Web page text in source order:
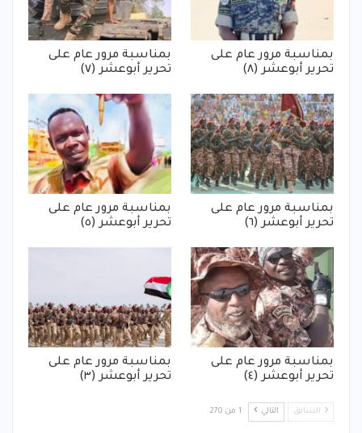
بمناسبة مرور عام على
تحرير أبوعشر (٨)
بمناسبة مرور عام على
تحرير أبوعشر (٧)
بمناسبة مرور عام على
تحرير أبوعشر (٦)
بمناسبة مرور عام على
تحرير أبوعشر (٥)
بمناسبة مرور عام على
تحرير أبوعشر (٤)
بمناسبة مرور عام على
تحرير أبوعشر (٣)
السابق التالي 1 من 270